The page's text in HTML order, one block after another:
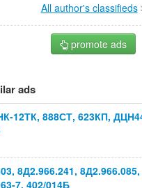
All author's classifieds
promote ads
ads
12ТК, 888СТ, 623КП,
8Д2.966.241, 8Д2.966.085,
7, 402/014Б